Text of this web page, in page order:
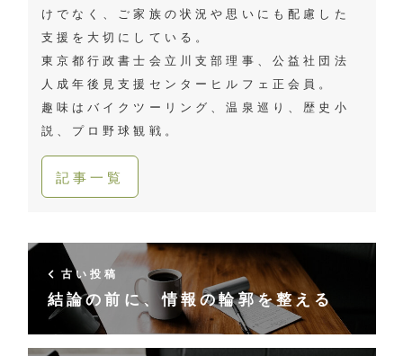
けでなく、ご家族の状況や思いにも配慮した
支援を大切にしている。
東京都行政書士会立川支部理事、公益社団法
人成年後見支援センターヒルフェ正会員。
趣味はバイクツーリング、温泉巡り、歴史小
説、プロ野球観戦。
記事一覧
古い投稿
結論の前に、情報の輪郭を整える